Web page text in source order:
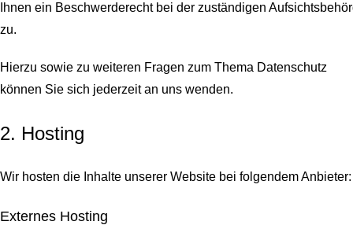
Ihnen ein Beschwerderecht bei der zuständigen
zu.
Hierzu sowie zu weiteren Fragen zum Thema Datenschutz
können Sie sich jederzeit an uns wenden.
2. Hosting
Wir hosten die Inhalte unserer Website bei folgendem Anbieter:
Externes Hosting